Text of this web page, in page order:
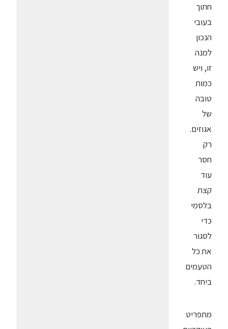
חתוך
בעובי
הנכון
למנה
זו, ויש
כמות
טובה
של
אגוזים.
רק
חסר
עוד
קצת
בלסמי
כדי
לסגור
את כל
הטעמים
ביחד.
מתפריט